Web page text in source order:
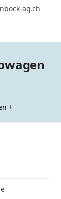
ag.ch
+